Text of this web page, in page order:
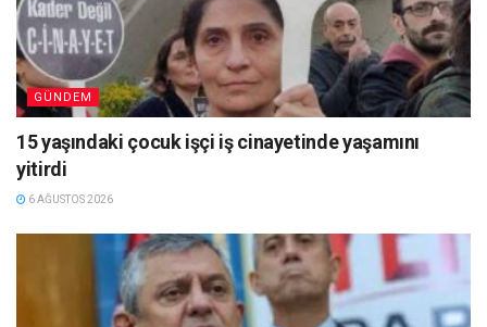
GÜNDEM
15 yaşındaki çocuk işçi iş cinayetinde yaşamını
yitirdi
6 AĞUSTOS 2026